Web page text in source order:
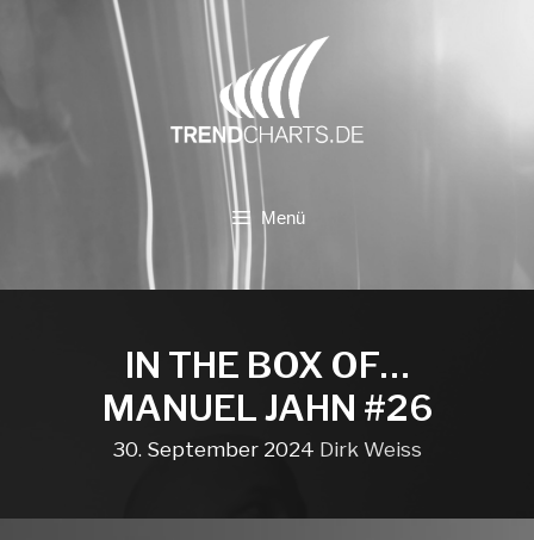
Menü
IN THE BOX OF…
MANUEL JAHN #26
30. September 2024 Dirk Weiss